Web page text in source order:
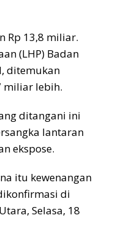
Rp 13,8 miliar.
(LHP) Badan
ditemukan
miliar lebih.
ditangani ini
lantaran
ekspose.
itu kewenangan
di
Selasa, 18